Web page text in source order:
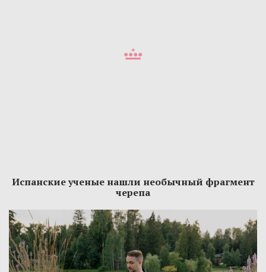
Испанские ученые нашли необычный фрагмент
черепа